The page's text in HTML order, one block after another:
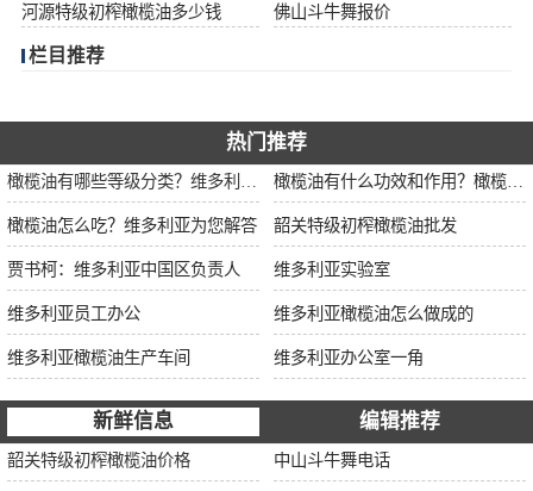
河源特级初榨橄榄油多少钱
佛山斗牛舞报价
栏目推荐
热门推荐
橄榄油怎么吃？维多利亚为您解答 韶关特级初榨橄榄油批发
贾书柯：维多利亚中国区负责人 维多利亚实验室
维多利亚员工办公 维多利亚橄榄油怎么做成的
维多利亚橄榄油生产车间 维多利亚办公室一角
新鲜信息 编辑推荐
韶关特级初榨橄榄油价格 中山斗牛舞电话